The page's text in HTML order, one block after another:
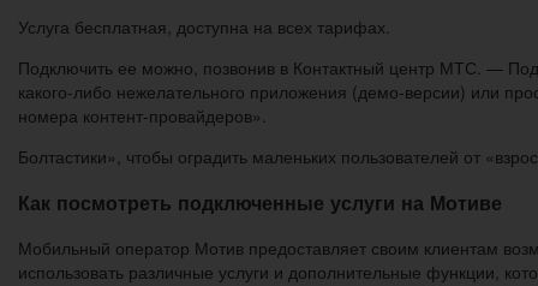
Услуга бесплатная, доступна на всех тарифах.
Подключить ее можно, позвонив в Контактный центр МТС. —
какого-либо нежелательного приложения (демо-версии) или
номера контент-провайдеров».
Болтастики», чтобы оградить маленьких пользователей от
Как посмотреть подключенные услуги на Мотиве
Мобильный оператор Мотив предоставляет своим клиентам
использовать различные услуги и дополнительные функции,